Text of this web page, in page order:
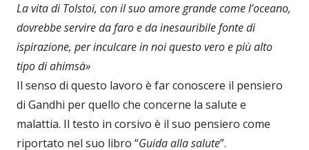
La vita di Tolstoi, con il suo amore grande come l’oceano,
dovrebbe servire da faro e da inesauribile fonte di
ispirazione, per inculcare in noi questo vero e più alto
tipo di ahimsà»
Il senso di questo lavoro è far conoscere il pensiero
di Gandhi per quello che concerne la salute e
malattia. Il testo in corsivo è il suo pensiero come
riportato nel suo libro “Guida alla salute”.